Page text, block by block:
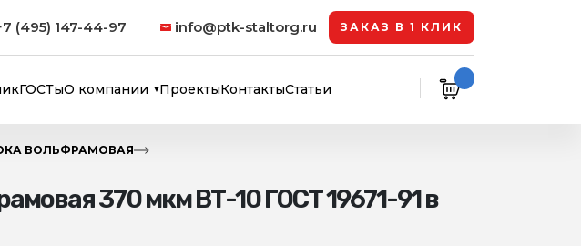
(495) 147-44-97 info@ptk-staltorg.ru ЗАКАЗ В 1 КЛИК
ГОСТыО компании ПроектыКонтактыСтатьи
ВОЛЬФРАМОВАЯ
370 мкм ВТ-10 ГОСТ 19671-91 в